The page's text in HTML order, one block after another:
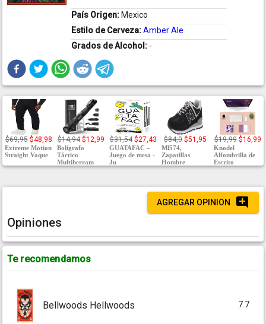
País Origen: Mexico
Estilo de Cerveza:Amber Ale
Grados de Alcohol: -
$69,95 $48,98
Extreme Motion
Straight Vaque
$14,94 $12,99
Bolígrafo
Táctico
Multiherram
$31,54 $27,43
GUATAFAC –
Juego de mesa -
Ju
$84,0 $51,95
Ml574,
Zapatillas
Hombre
$19,99 $16,99
Knodel
Alfombrilla de
Escrito
AGREGAR OPINION
Opiniones
Te recomendamos
Bellwoods Hellwoods 7.7